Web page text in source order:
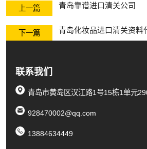
上一篇 青岛靠谱进口清关公司
下一篇 青岛化妆品进口清关资料
联系我们
青岛市黄岛区汉江路1号15栋1单元
928470002@qq.com
13884634449